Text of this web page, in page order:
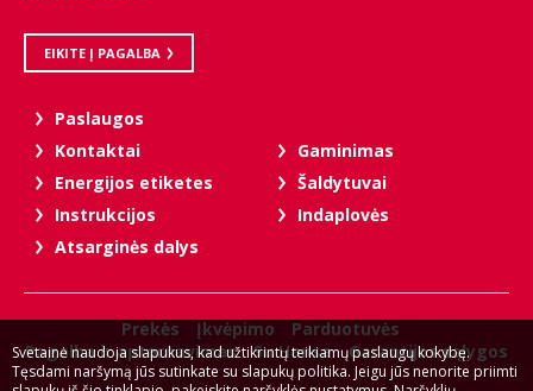
EIKITE Į PAGALBA
Paslaugos
Kontaktai
Energijos etiketes
Instrukcijos
Atsarginės dalys
Gaminimas
Šaldytuvai
Indaplovės
Prekės Įkvėpimo
Parduotuvės
Pagalba ir aptarnavimas
Su Hansa Garantijos sąlygos
Svetainė naudoja slapukus, kad užtikrintų teikiamų paslaugų kokybę.
Tęsdami naršymą jūs sutinkate su slapukų politika. Jeigu jūs nenorite priimti